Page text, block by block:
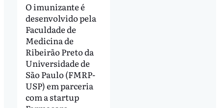
O imunizante é
desenvolvido pela
Faculdade de
Medicina de
Ribeirão Preto da
Universidade de
São Paulo (FMRP-
USP) em parceria
com a startup